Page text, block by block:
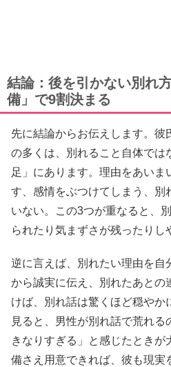
結論：後を引かない別れ
備」で9割決まる
先に結論からお伝えします。彼
の多くは、別れること自体では
足」にあります。理由をあいま
す、感情をぶつけてしまう、別
いない。この3つが重なると、
られたり気まずさが残ったりし
逆に言えば、別れたい理由を自
から誠実に伝え、別れたあとの
けば、別れ話は驚くほど穏やか
見ると、男性が別れ話で荒れる
きなりすぎる」と感じたとき
備さえ用意できれば、彼も現実